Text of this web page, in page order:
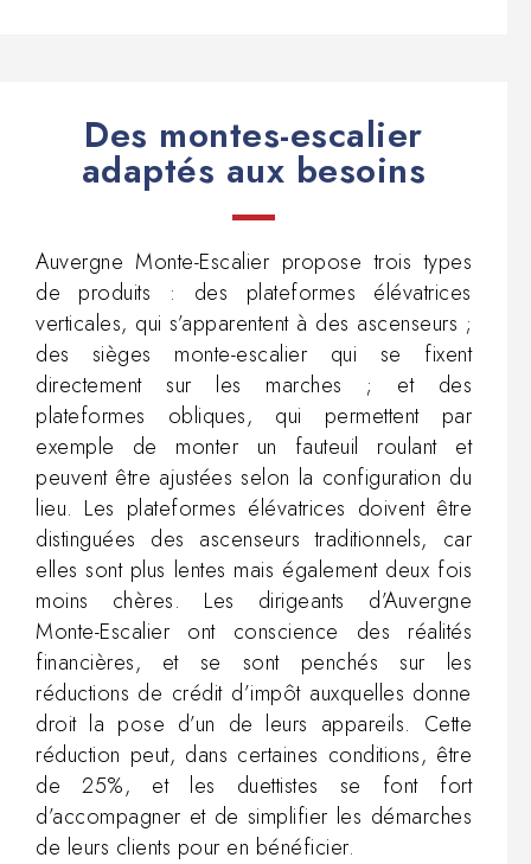
Des montes-escalier
adaptés aux besoins
Auvergne Monte-Escalier propose trois types
de produits : des plateformes élévatrices
verticales, qui s’apparentent à des ascenseurs ;
des sièges monte-escalier qui se fixent
directement sur les marches ; et des
plateformes obliques, qui permettent par
exemple de monter un fauteuil roulant et
peuvent être ajustées selon la configuration du
lieu. Les plateformes élévatrices doivent être
distinguées des ascenseurs traditionnels, car
elles sont plus lentes mais également deux fois
moins chères. Les dirigeants d’Auvergne
Monte-Escalier ont conscience des réalités
financières, et se sont penchés sur les
réductions de crédit d’impôt auxquelles donne
droit la pose d’un de leurs appareils. Cette
réduction peut, dans certaines conditions, être
de 25%, et les duettistes se font fort
d’accompagner et de simplifier les démarches
de leurs clients pour en bénéficier.